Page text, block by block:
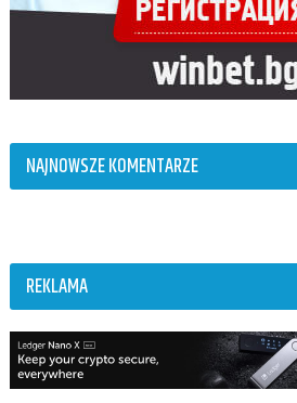
NAJNOWSZE KOMENTARZE
REKLAMA